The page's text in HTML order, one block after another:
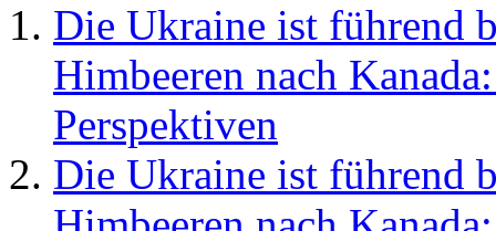
Die Ukraine ist führend
Himbeeren nach
Perspektiven
Die Ukraine ist führend